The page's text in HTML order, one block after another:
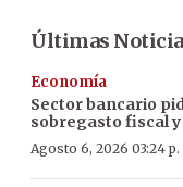
Últimas
Economía
Sector bancario
sobregasto fiscal
Agosto 6, 2026 03:24 p.